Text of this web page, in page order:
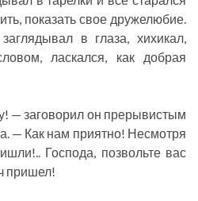
показать свое дружелюбие.
в глаза, хихикал,
ласкался, как добрая
— заговорил он прерывистым
— Как нам приятно! Несмотря
Господа, позвольте вас
пришел!